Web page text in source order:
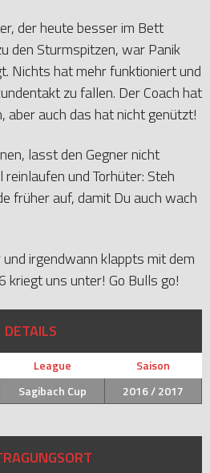
der heute besser im Bett
den Sturmspitzen, war Panik
Nichts hat mehr funktioniert und
zu fallen. Der Coach hat
aber auch das hat nicht genützt!
lasst den Gegner nicht
und Torhüter: Steh
früher auf, damit Du auch wach
irgendwann klappts mit dem
kriegt uns unter! Go Bulls go!
DETAILS
League
Saison
Sagibach Cup 2016 / 2017